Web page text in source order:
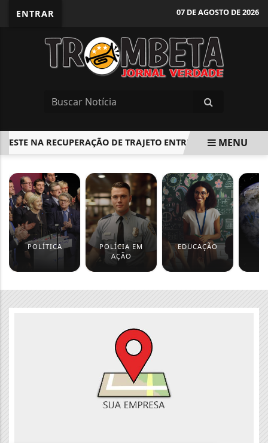
ENTRAR 07 DE AGOSTO DE 2026
NA RECUPERAÇÃO DE TRAJETO ENTRE ESTAÇÕES BELVAL
MENU
POLÍTICA
POLÍCIA EM
AÇÃO
EDUCAÇÃO